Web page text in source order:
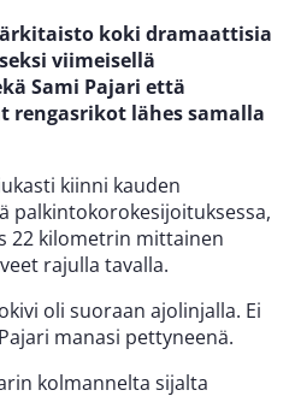
koki dramaattisia
viimeisellä
Sami Pajari että
rengasrikot lähes samalla
kiinni kauden
palkintokorokesijoituksessa,
22 kilometrin mittainen
rajulla tavalla.
oli suoraan ajolinjalla. Ei
manasi pettyneenä.
kolmannelta sijalta